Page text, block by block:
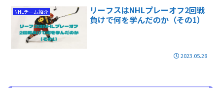
NHLチーム紹介
リーフスはNHLプレーオフ2回戦
負けで何を学んだのか（その1）
2023.05.28